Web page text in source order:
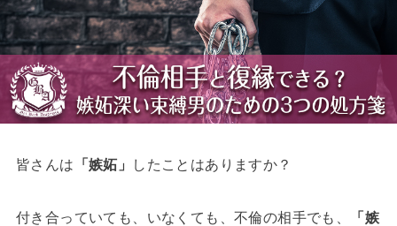
皆さんは 「嫉妬」 したことはありますか？
付き合っていても、いなくても、不倫の相手でも、
「嫉